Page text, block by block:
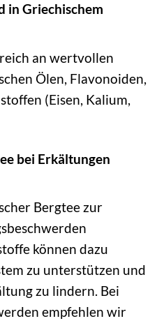
in Griechischem
an wertvollen
Ölen, Flavonoiden,
(Eisen, Kalium,
bei Erkältungen
Bergtee zur
können dazu
zu unterstützen und
zu lindern. Bei
empfehlen wir